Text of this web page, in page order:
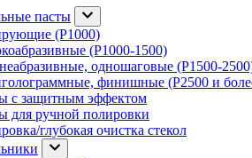
пасты
(P1000)
(P1000-1500)
одношаговые (P1500-
финишные (P2500 и
с защитным эффектом
для ручной полировки
глубокая очистка стекол